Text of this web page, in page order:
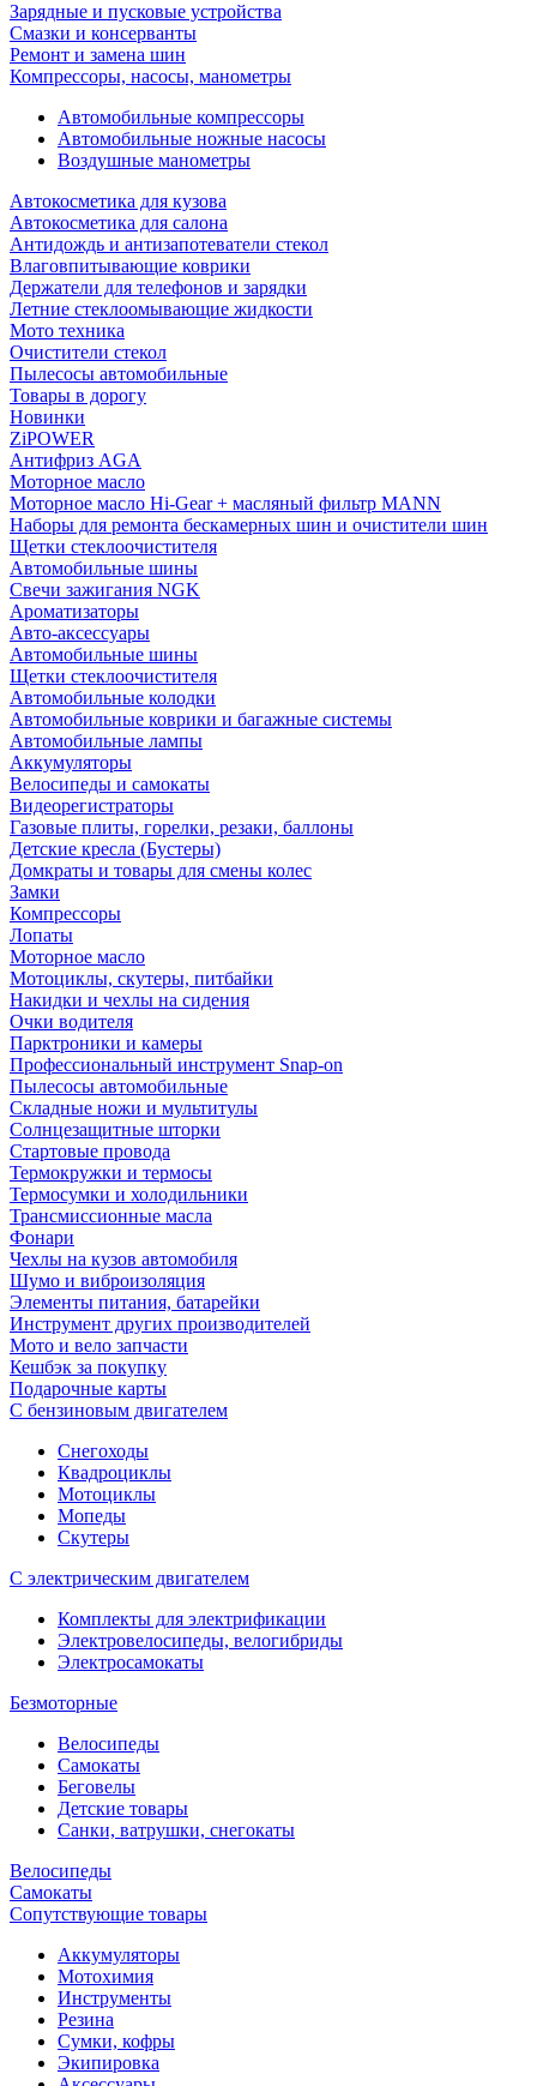
Зарядные и пусковые устройства
Смазки и консерванты
Ремонт и замена шин
Компрессоры, насосы, манометры
Автомобильные компрессоры
Автомобильные ножные насосы
Воздушные манометры
Автокосметика для кузова
Автокосметика для салона
Антидождь и антизапотеватели стекол
Влаговпитывающие коврики
Держатели для телефонов и зарядки
Летние стеклоомывающие жидкости
Мото техника
Очистители стекол
Пылесосы автомобильные
Товары в дорогу
Новинки
ZiPOWER
Антифриз AGA
Моторное масло
Моторное масло Hi-Gear + масляный фильтр MANN
Наборы для ремонта бескамерных шин и очистители шин
Щетки стеклоочистителя
Автомобильные шины
Свечи зажигания NGK
Ароматизаторы
Авто-аксессуары
Автомобильные шины
Щетки стеклоочистителя
Автомобильные колодки
Автомобильные коврики и багажные системы
Автомобильные лампы
Аккумуляторы
Велосипеды и самокаты
Видеорегистраторы
Газовые плиты, горелки, резаки, баллоны
Детские кресла (Бустеры)
Домкраты и товары для смены колес
Замки
Компрессоры
Лопаты
Моторное масло
Мотоциклы, скутеры, питбайки
Накидки и чехлы на сидения
Очки водителя
Парктроники и камеры
Профессиональный инструмент Snap-on
Пылесосы автомобильные
Складные ножи и мультитулы
Солнцезащитные шторки
Стартовые провода
Термокружки и термосы
Термосумки и холодильники
Трансмиссионные масла
Фонари
Чехлы на кузов автомобиля
Шумо и виброизоляция
Элементы питания, батарейки
Инструмент других производителей
Мото и вело запчасти
Кешбэк за покупку
Подарочные карты
С бензиновым двигателем
Снегоходы
Квадроциклы
Мотоциклы
Мопеды
Скутеры
С электрическим двигателем
Комплекты для электрификации
Электровелосипеды, велогибриды
Электросамокаты
Безмоторные
Велосипеды
Самокаты
Беговелы
Детские товары
Санки, ватрушки, снегокаты
Велосипеды
Самокаты
Сопутствующие товары
Аккумуляторы
Мотохимия
Инструменты
Резина
Сумки, кофры
Экипировка